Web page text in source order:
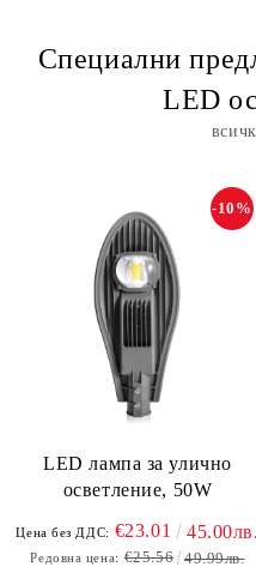
Специални
LED
LED лампа за улично
осветление, 50W
-10%
Цена без ДДС: €23.01 45.00лв.
Редовна цена: €25.56 49.99лв.